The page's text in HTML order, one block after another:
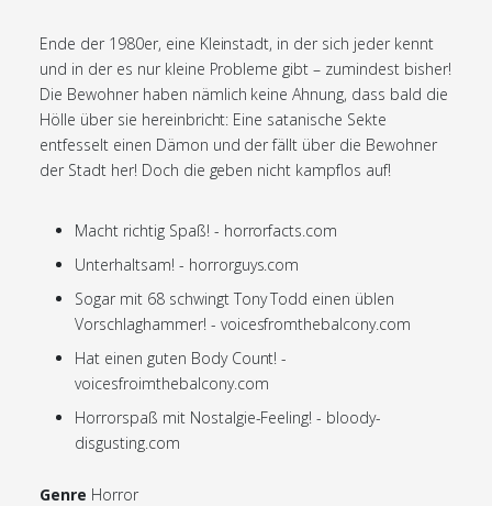
Ende der 1980er, eine Kleinstadt, in der sich jeder kennt
und in der es nur kleine Probleme gibt – zumindest bisher!
Die Bewohner haben nämlich keine Ahnung, dass bald die
Hölle über sie hereinbricht: Eine satanische Sekte
entfesselt einen Dämon und der fällt über die Bewohner
der Stadt her! Doch die geben nicht kampflos auf!
Macht richtig Spaß! - horrorfacts.com
Unterhaltsam! - horrorguys.com
Sogar mit 68 schwingt Tony Todd einen üblen
Vorschlaghammer! - voicesfromthebalcony.com
Hat einen guten Body Count! -
voicesfroimthebalcony.com
Horrorspaß mit Nostalgie-Feeling! - bloody-
disgusting.com
Genre Horror